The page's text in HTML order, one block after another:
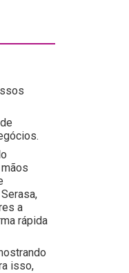
a
rápida
isso,